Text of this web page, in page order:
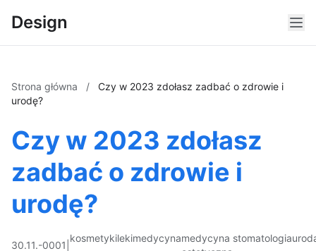
Design
Strona główna /
Czy w 2023 zdołasz zadbać o zdrowie i
urodę?
Czy w 2023 zdołasz
zadbać o zdrowie i
urodę?
30.11.-0001
kosmetykilekimedycynamedycyna stomatologia